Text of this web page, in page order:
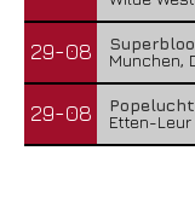
29-08
Munchen,
29-08
Etten-Leur